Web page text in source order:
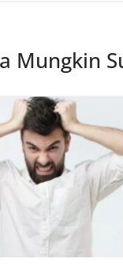
Mungkin